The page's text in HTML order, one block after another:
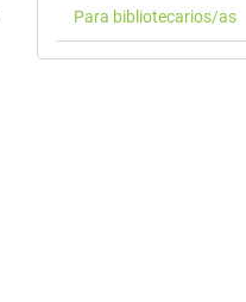
Para bibliotecarios/as